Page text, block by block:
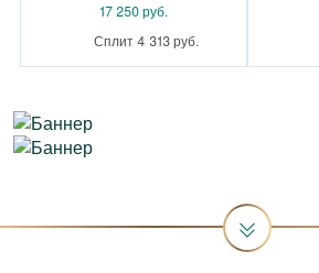
17 250 руб.
Сплит 4 313 руб.